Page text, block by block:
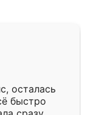
осталась
быстро